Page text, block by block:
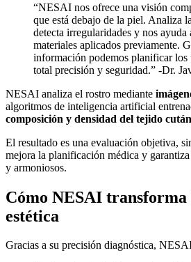
“NESAI nos ofrece una visión
que está debajo de la piel. Analiza
detecta irregularidades y nos
materiales aplicados previamente.
información podemos planificar los
total precisión y seguridad.” -Dr.
NESAI analiza el rostro mediante
algoritmos de inteligencia artificial
composición y densidad del tejido
El resultado es una evaluación objetiva,
mejora la planificación médica y garantiza
y armoniosos.
Cómo NESAI transforma
estética
Gracias a su precisión diagnóstica,